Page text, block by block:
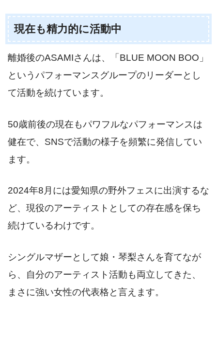
現在も精力的に活動中
離婚後のASAMIさんは、「BLUE MOON BOO」
というパフォーマンスグループのリーダーとし
て活動を続けています。
50歳前後の現在もパワフルなパフォーマンスは
健在で、SNSで活動の様子を頻繁に発信してい
ます。
2024年8月には愛知県の野外フェスに出演するな
ど、現役のアーティストとしての存在感を保ち
続けているわけです。
シングルマザーとして娘・琴梨さんを育てなが
ら、自分のアーティスト活動も両立してきた、
まさに強い女性の代表格と言えます。